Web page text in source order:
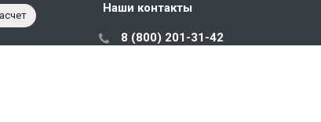
Наши контакты
8 (800) 201-31-42